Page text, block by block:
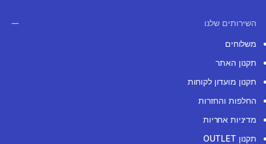
השירותים שלנו
משלוחים
תקנון האתר
תקנון מועדון לקוחות
החלפות והחזרות
מדיניות אחריות
תקנון OUTLET